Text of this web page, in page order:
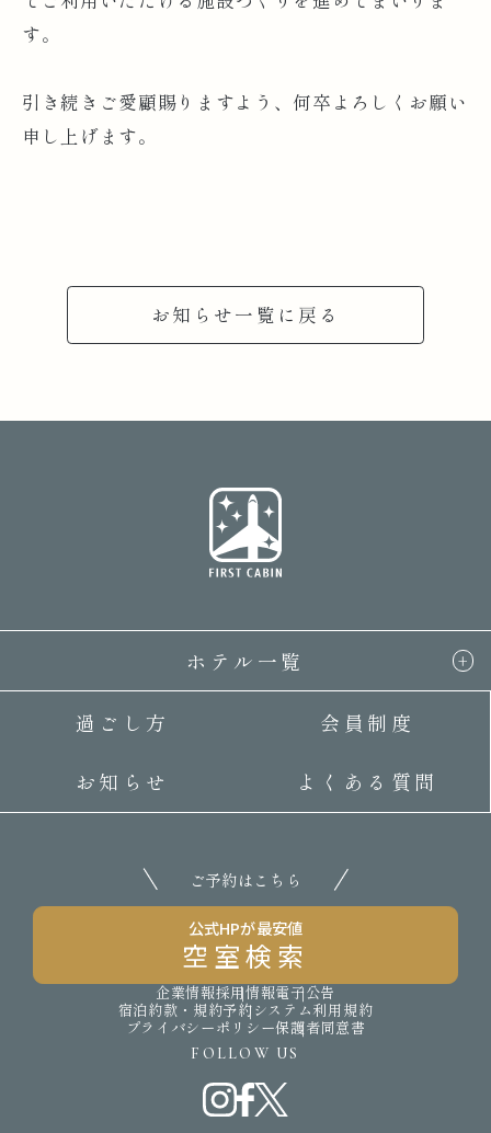
す。
引き続きご愛顧賜りますよう、何卒よろしくお願い
申し上げます。
お知らせ一覧に戻る
ホテル一覧
過ごし方 会員制度
お知らせ よくある質問
ご予約はこちら
公式HPが最安値
空室検索
企業情報採用情報電子公告
宿泊約款・規約予約システム利用規約
プライバシーポリシー保護者同意書
FOLLOW US